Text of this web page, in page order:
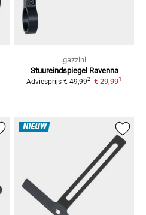
gazzini
Stuureindspiegel Ravenna
Adviesprijs € 49,992 € 29,991
NIEUW